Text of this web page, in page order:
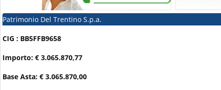
Patrimonio Del Trentino S.p.a.
CIG : BB5FFB9658
Importo: € 3.065.870,77
Base Asta: € 3.065.870,00